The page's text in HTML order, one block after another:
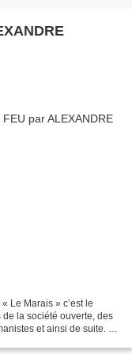
Le Marais » c’est le
la société ouverte, des
et ainsi de suite. Il